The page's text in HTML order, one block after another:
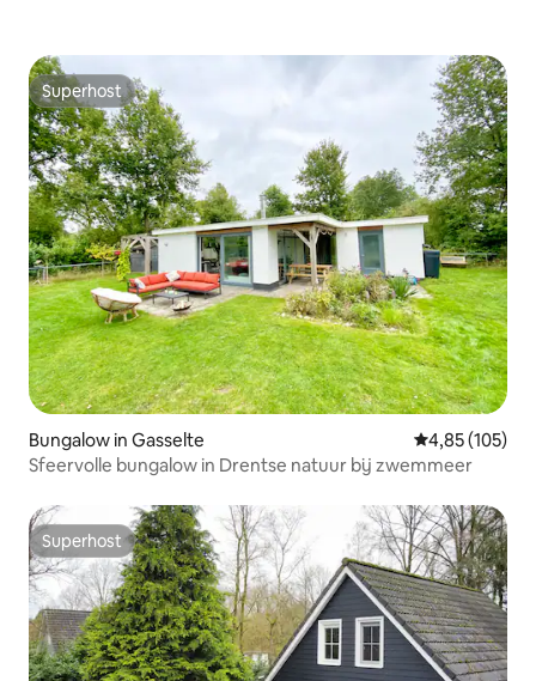
Superhost
Superhost
Bungalow in Gasselte Gemiddelde
4,85 (105)
Sfeervolle bungalow in Drentse natuur bij zwemmeer
Superhost
Superhost